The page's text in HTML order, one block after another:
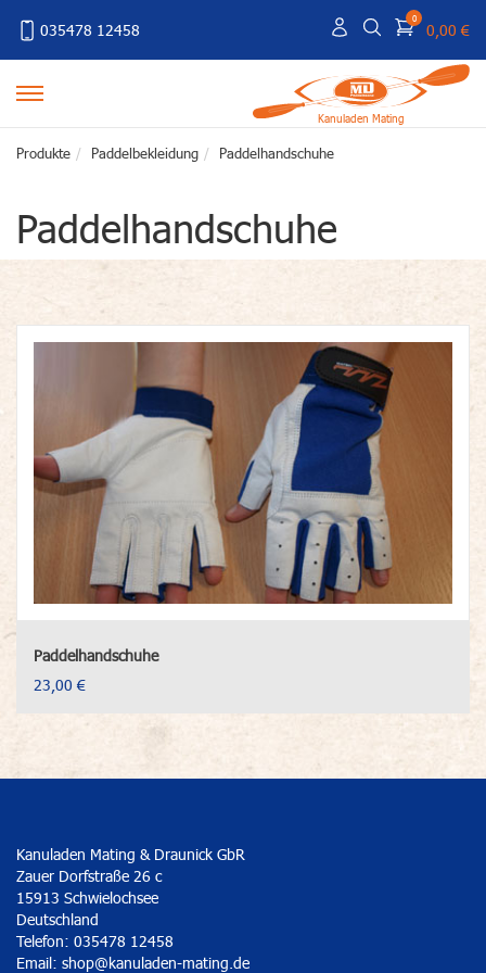
035478 12458
0
0,00 €
Kanuladen Mating
Produkte Paddelbekleidung Paddelhandschuhe
Paddelhandschuhe
Paddelhandschuhe
23,00 €
Kanuladen Mating & Draunick GbR
Zauer Dorfstraße 26 c
15913 Schwielochsee
Deutschland
Telefon: 035478 12458
Email: shop@kanuladen-mating.de